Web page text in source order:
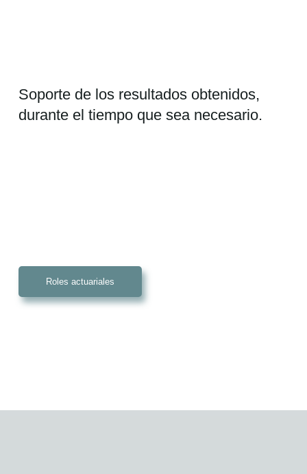
Soporte de los resultados obtenidos,
durante el tiempo que sea necesario.
Roles actuariales